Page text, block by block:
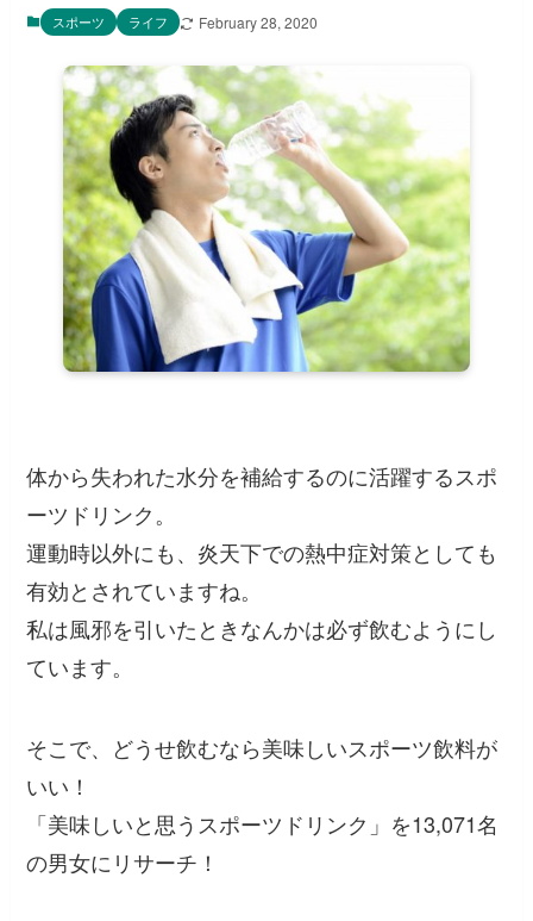
スポーツ ライフ February 28, 2020
体から失われた水分を補給するのに活躍するスポ
ーツドリンク。
運動時以外にも、炎天下での熱中症対策としても
有効とされていますね。
私は風邪を引いたときなんかは必ず飲むようにし
ています。
そこで、どうせ飲むなら美味しいスポーツ飲料が
いい！
「美味しいと思うスポーツドリンク」を13,071名
の男女にリサーチ！